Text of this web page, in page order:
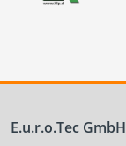
E.u.r.o.Tec GmbH